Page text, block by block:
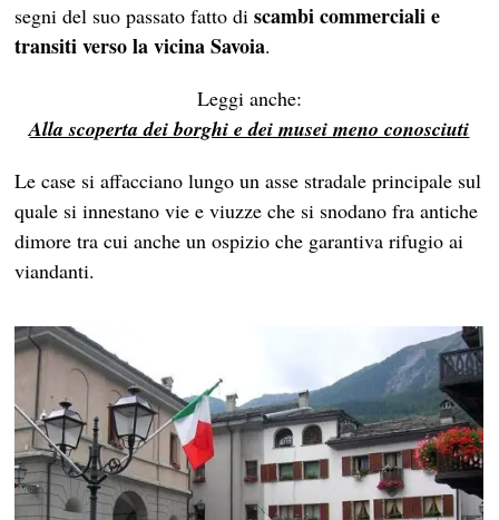
segni del suo passato fatto discambi commerciali e
transiti verso la vicina Savoia.
Leggi anche:
Alla scoperta dei borghi e dei musei meno conosciuti
Le case si affacciano lungo un asse stradale principale sul
quale si innestano vie e viuzze che si snodano fra antiche
dimore tra cui anche un ospizio che garantiva rifugio ai
viandanti.